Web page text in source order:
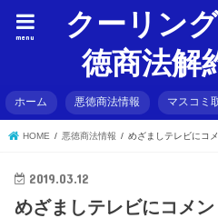
クーリン
徳商法解
menu
ホーム 悪徳商法情報 マスコミ
HOME 悪徳商法情報 めざましテレビにコ
2019.03.12
めざましテレビにコメン